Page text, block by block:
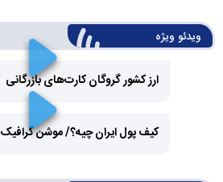
ویدئو ویژه
ارز کشور گروگان کارت‌های بازرگانی
کیف پول ایران چیه؟/ موشن گرافیک